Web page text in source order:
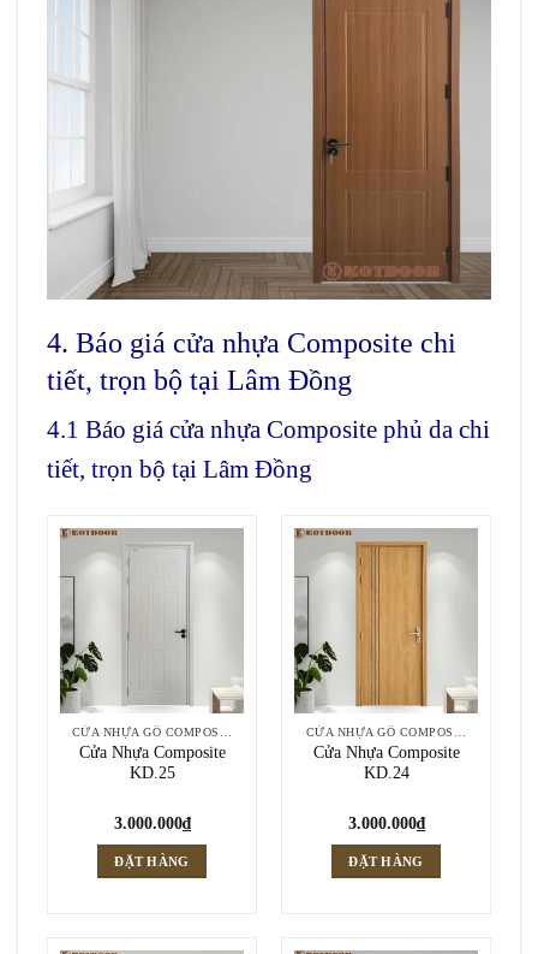
4. Báo giá cửa nhựa Composite chi
tiết, trọn bộ tại Lâm Đồng
4.1 Báo giá cửa nhựa Composite phủ da chi
tiết, trọn bộ tại Lâm Đồng
Cửa Nhựa Composite
KD.25
3.000.000₫
ĐẶT HÀNG
Cửa Nhựa Composite
KD.24
3.000.000₫
ĐẶT HÀNG